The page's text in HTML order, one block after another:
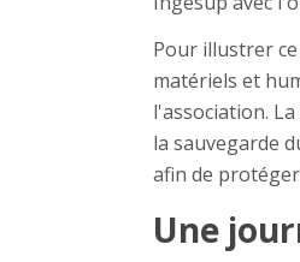
Pour illustrer
matériels et
l'association.
la sauvegarde
afin de
Une